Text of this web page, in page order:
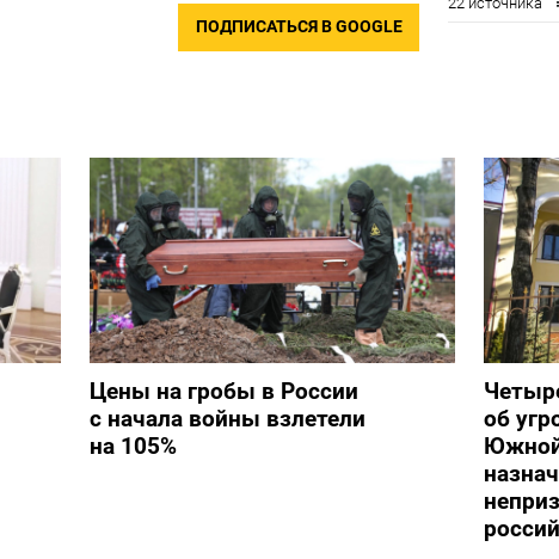
ПОДПИСАТЬСЯ В GOOGLE
Цены на гробы в России
с начала войны взлетели
на 105%
об